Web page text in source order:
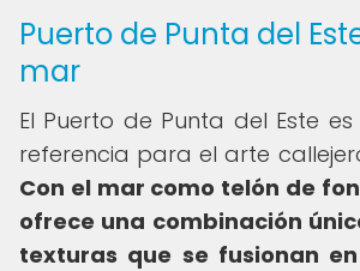
Puerto de Punta del
mar
El Puerto de Punta del Este
referencia para el arte
Con el mar como telón de
ofrece una combinación
texturas que se fusionan